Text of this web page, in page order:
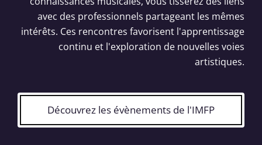
avec des professionnels partageant les mêmes
intérêts. Ces rencontres favorisent l'apprentissage
continu et l'exploration de nouvelles voies
artistiques.
Découvrez les évènements de l'IMFP